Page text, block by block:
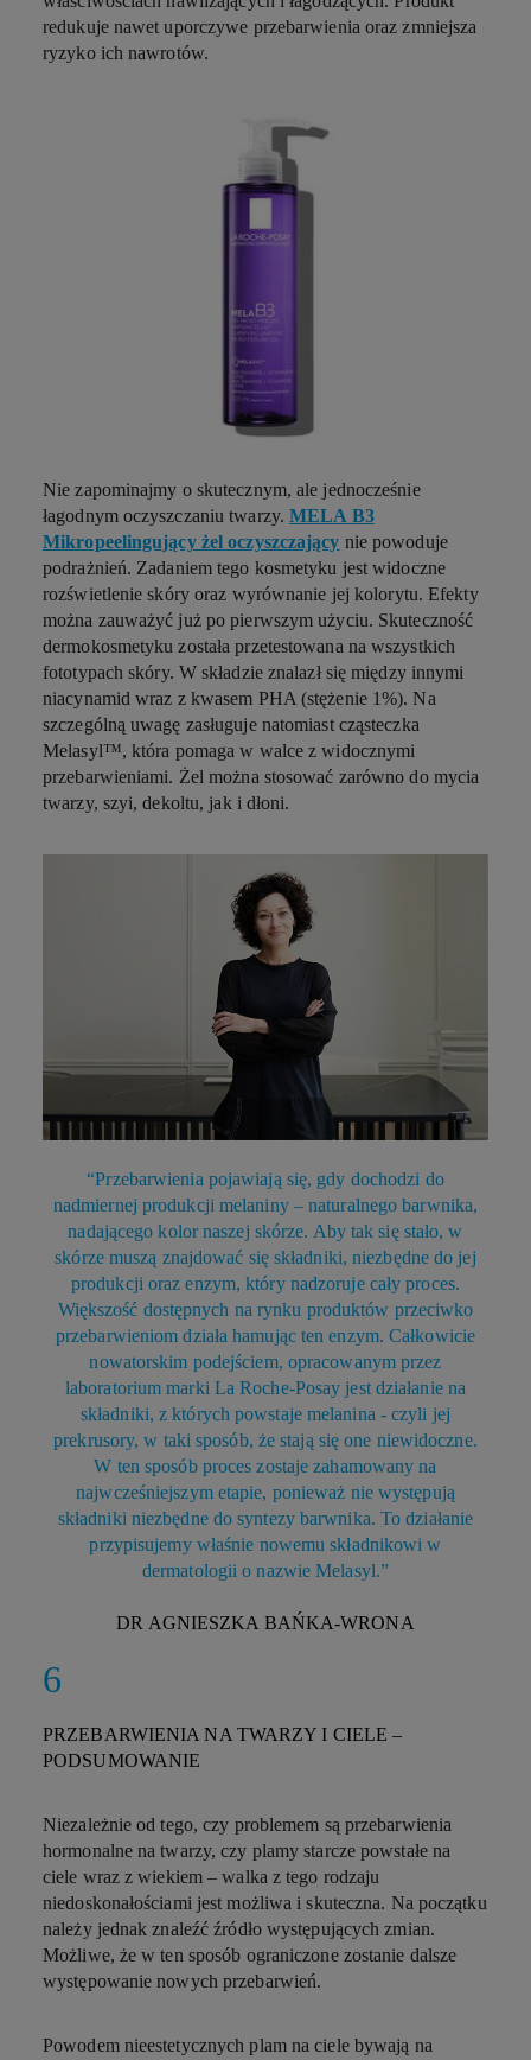
redukuje nawet uporczywe przebarwienia oraz zmniejsza
ryzyko ich nawrotów.
Nie zapominajmy o skutecznym, ale jednocześnie
łagodnym oczyszczaniu twarzy.MELA B3
Mikropeelingujący żel oczyszczający nie powoduje
podrażnień. Zadaniem tego kosmetyku jest widoczne
rozświetlenie skóry oraz wyrównanie jej kolorytu. Efekty
można zauważyć już po pierwszym użyciu. Skuteczność
dermokosmetyku została przetestowana na wszystkich
fototypach skóry. W składzie znalazł się między innymi
niacynamid wraz z kwasem PHA (stężenie 1%). Na
szczególną uwagę zasługuje natomiast cząsteczka
Melasyl™, która pomaga w walce z widocznymi
przebarwieniami. Żel można stosować zarówno do mycia
twarzy, szyi, dekoltu, jak i dłoni.
“Przebarwienia pojawiają się, gdy dochodzi do
nadmiernej produkcji melaniny – naturalnego barwnika,
nadającego kolor naszej skórze. Aby tak się stało, w
skórze muszą znajdować się składniki, niezbędne do jej
produkcji oraz enzym, który nadzoruje cały proces.
Większość dostępnych na rynku produktów przeciwko
przebarwieniom działa hamując ten enzym. Całkowicie
nowatorskim podejściem, opracowanym przez
laboratorium marki La Roche-Posay jest działanie na
składniki, z których powstaje melanina - czyli jej
prekrusory, w taki sposób, że stają się one niewidoczne.
W ten sposób proces zostaje zahamowany na
najwcześniejszym etapie, ponieważ nie występują
składniki niezbędne do syntezy barwnika. To działanie
przypisujemy właśnie nowemu składnikowi w
dermatologii o nazwie Melasyl.”
DR AGNIESZKA BAŃKA-WRONA
PRZEBARWIENIA NA TWARZY I CIELE –
PODSUMOWANIE
Niezależnie od tego, czy problemem są przebarwienia
hormonalne na twarzy, czy plamy starcze powstałe na
ciele wraz z wiekiem – walka z tego rodzaju
niedoskonałościami jest możliwa i skuteczna. Na początku
należy jednak znaleźć źródło występujących zmian.
Możliwe, że w ten sposób ograniczone zostanie dalsze
występowanie nowych przebarwień.
Powodem nieestetycznych plam na ciele bywają na